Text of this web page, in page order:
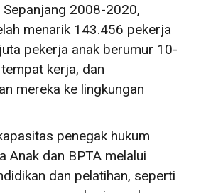
Sepanjang 2008-2020,
menarik 143.456 pekerja
pekerja anak berumur 10-
kerja, dan
mereka ke lingkungan
penegak hukum
Anak dan BPTA melalui
dan pelatihan, seperti